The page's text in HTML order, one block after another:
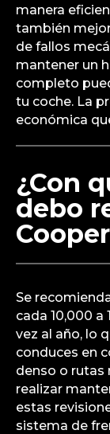
manera
también
de fallos
mantener un
completo
tu coche. La
económica
¿Con
debo
Se
cada 10,000
vez al año, lo
conduces en
denso o rutas
realizar
estas
sistema de